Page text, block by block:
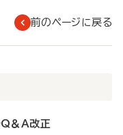
前のページに戻る
Q＆A改正